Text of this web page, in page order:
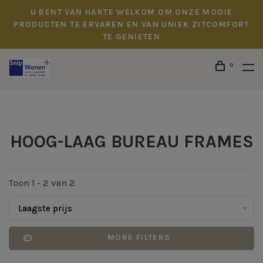
U BENT VAN HARTE WELKOM OM ONZE MOOIE
PRODUCTEN TE ERVAREN EN VAN UNIEK ZITCOMFORT
TE GENIETEN
0
HOOG-LAAG BUREAU FRAMES
Toon 1 - 2 van 2
Laagste prijs
MORE FILTERS